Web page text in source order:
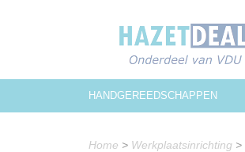
HANDGEREEDSCHAPPEN
Home > Werkplaatsinrichting >